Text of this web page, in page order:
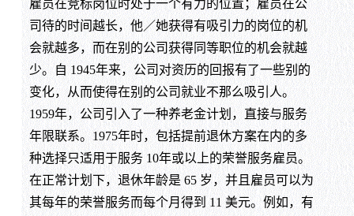
雇员在竞标岗位时处于一个有力的位置；雇员在公
司待的时间越长，他／她获得有吸引力的岗位的机
会就越多，而在别的公司获得同等职位的机会就越
少。自 1945年来，公司对资历的回报有了一些别的
变化，从而使得在别的公司就业不那么吸引人。
1959年，公司引入了一种养老金计划，直接与服务
年限联系。1975年时，包括提前退休方案在内的多
种选择只适用于服务 10年或以上的荣誉服务雇员。
在正常计划下，退休年龄是 65 岁，并且雇员可以为
其每年的荣誉服务而每个月得到 11 美元。例如，有